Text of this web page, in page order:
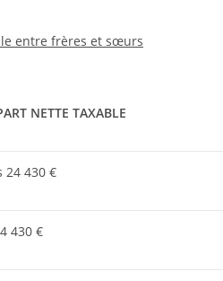
entre frères et sœurs
NETTE TAXABLE
24 430 €
430 €